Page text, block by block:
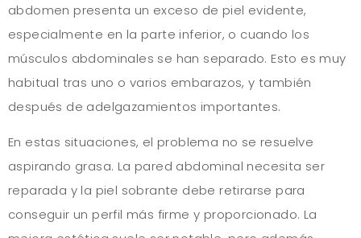
abdomen presenta un exceso de piel evidente,
especialmente en la parte inferior, o cuando los
músculos abdominales se han separado. Esto es muy
habitual tras uno o varios embarazos, y también
después de adelgazamientos importantes.
En estas situaciones, el problema no se resuelve
aspirando grasa. La pared abdominal necesita ser
reparada y la piel sobrante debe retirarse para
conseguir un perfil más firme y proporcionado. La